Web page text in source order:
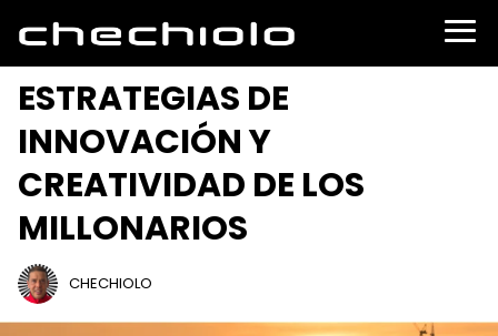
ESTRATEGIAS DE
INNOVACIÓN Y
CREATIVIDAD DE LOS
MILLONARIOS
CHECHIOLO